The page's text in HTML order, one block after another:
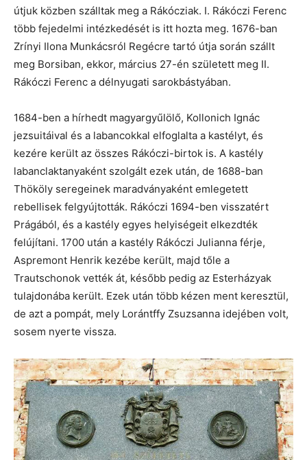
útjuk közben szálltak meg a Rákócziak. I. Rákóczi Ferenc
több fejedelmi intézkedését is itt hozta meg. 1676-ban
Zrínyi Ilona Munkácsról Regécre tartó útja során szállt
meg Borsiban, ekkor, március 27-én született meg II.
Rákóczi Ferenc a délnyugati sarokbástyában.
1684-ben a hírhedt magyargyűlölő, Kollonich Ignác
jezsuitáival és a labancokkal elfoglalta a kastélyt, és
kezére került az összes Rákóczi-birtok is. A kastély
labanclaktanyaként szolgált ezek után, de 1688-ban
Thököly seregeinek maradványaként emlegetett
rebellisek felgyújtották. Rákóczi 1694-ben visszatért
Prágából, és a kastély egyes helyiségeit elkezdték
felújítani. 1700 után a kastély Rákóczi Julianna férje,
Aspremont Henrik kezébe került, majd tőle a
Trautschonok vették át, később pedig az Esterházyak
tulajdonába került. Ezek után több kézen ment keresztül,
de azt a pompát, mely Lorántffy Zsuzsanna idejében volt,
sosem nyerte vissza.